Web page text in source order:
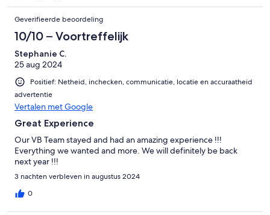
Geverifieerde beoordeling
10/10 – Voortreffelijk
Stephanie C.
25 aug 2024
Positief: Netheid, inchecken, communicatie, locatie en accuraatheid
advertentie
Vertalen met Google
Great Experience
Our VB Team stayed and had an amazing experience !!!
Everything we wanted and more. We will definitely be back
next year !!!
3 nachten verbleven in augustus 2024
0